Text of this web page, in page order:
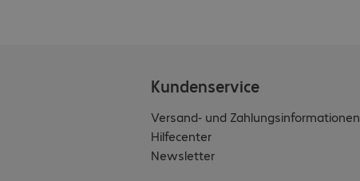
Kundenservice
Versand- und Zahlungsinformationen
Hilfecenter
Newsletter